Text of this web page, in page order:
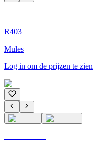
R403
Mules
Log in om de prijzen te zien